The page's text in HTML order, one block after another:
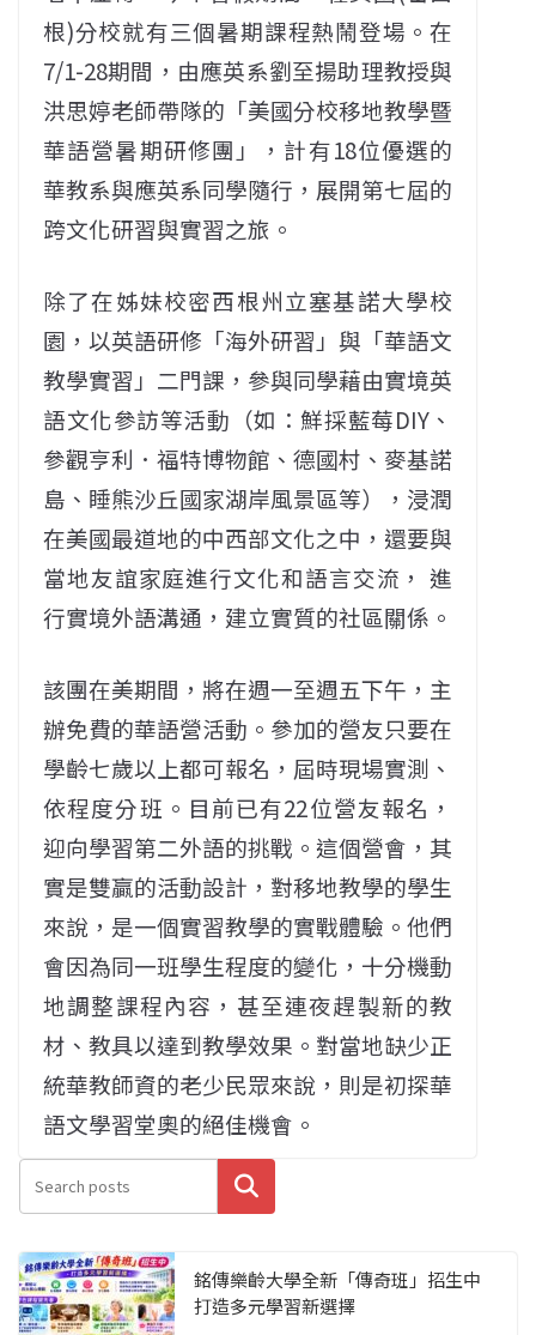
根)分校就有三個暑期課程熱鬧登場。在
7/1-28期間，由應英系劉至揚助理教授與
洪思婷老師帶隊的「美國分校移地教學暨
華語營暑期研修團」，計有18位優選的
華教系與應英系同學隨行，展開第七屆的
跨文化研習與實習之旅。
除了在姊妹校密西根州立塞基諾大學校
園，以英語研修「海外研習」與「華語文
教學實習」二門課，參與同學藉由實境英
語文化參訪等活動（如：鮮採藍莓DIY、
參觀亨利．福特博物館、德國村、麥基諾
島、睡熊沙丘國家湖岸風景區等），浸潤
在美國最道地的中西部文化之中，還要與
當地友誼家庭進行文化和語言交流， 進
行實境外語溝通，建立實質的社區關係。
該團在美期間，將在週一至週五下午，主
辦免費的華語營活動。參加的營友只要在
學齡七歲以上都可報名，屆時現場實測、
依程度分班。目前已有22位營友報名，
迎向學習第二外語的挑戰。這個營會，其
實是雙贏的活動設計，對移地教學的學生
來說，是一個實習教學的實戰體驗。他們
會因為同一班學生程度的變化，十分機動
地調整課程內容，甚至連夜趕製新的教
材、教具以達到教學效果。對當地缺少正
統華教師資的老少民眾來說，則是初探華
語文學習堂奧的絕佳機會。
搜尋
銘傳樂齡大學全新「傳奇班」招生中
打造多元學習新選擇